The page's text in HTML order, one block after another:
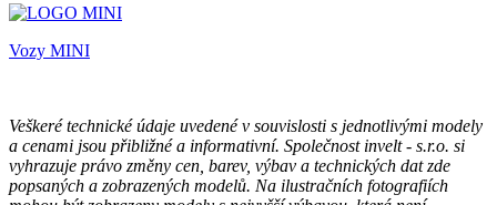
Vozy MINI
Veškeré technické údaje uvedené v souvislosti s jednotlivými modely
a cenami jsou přibližné a informativní. Společnost invelt - s.r.o. si
vyhrazuje právo změny cen, barev, výbav a technických dat zde
popsaných a zobrazených modelů. Na ilustračních fotografiích